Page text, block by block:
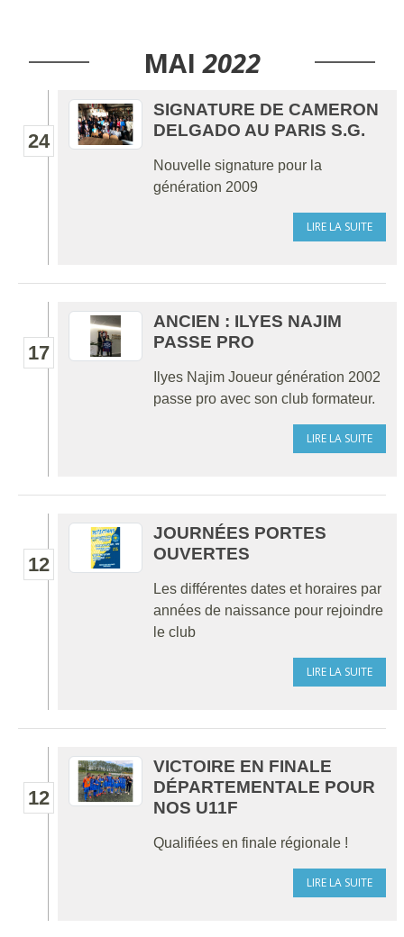
MAI 2022
24
SIGNATURE DE CAMERON
DELGADO AU PARIS S.G.
Nouvelle signature pour la
génération 2009
LIRE LA SUITE
17
ANCIEN : ILYES NAJIM
PASSE PRO
Ilyes Najim Joueur génération 2002
passe pro avec son club formateur.
LIRE LA SUITE
12
JOURNÉES PORTES
OUVERTES
Les différentes dates et horaires par
années de naissance pour rejoindre
le club
LIRE LA SUITE
12
VICTOIRE EN FINALE
DÉPARTEMENTALE POUR
NOS U11F
Qualifiées en finale régionale !
LIRE LA SUITE